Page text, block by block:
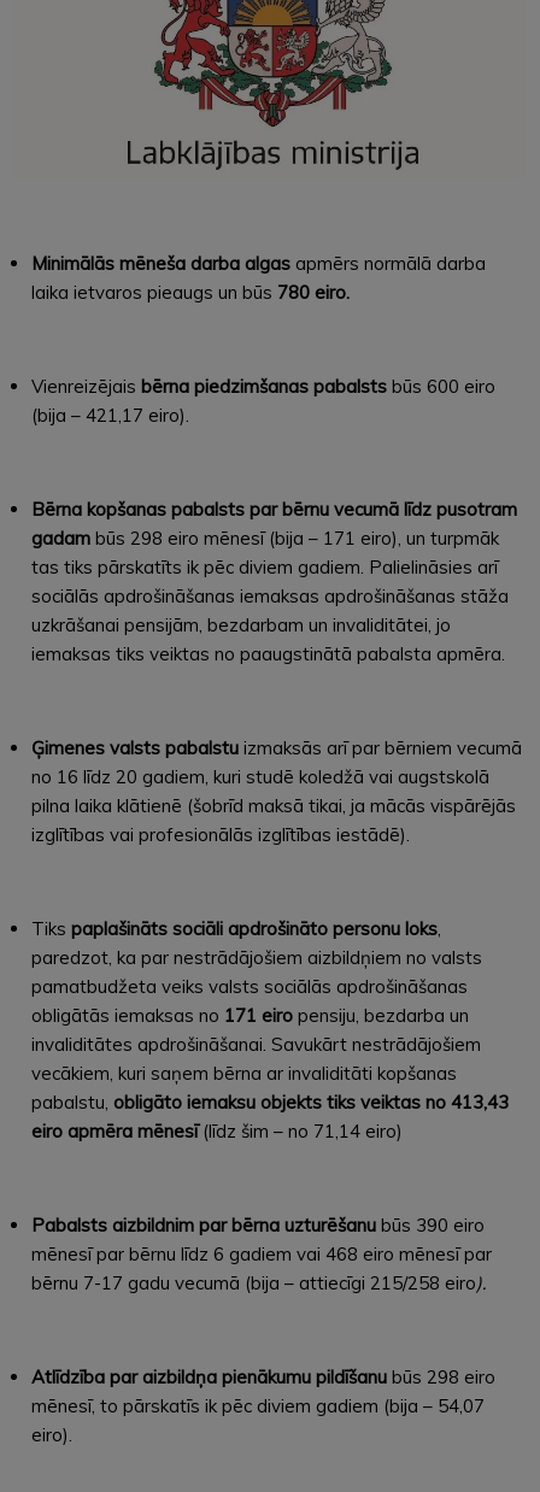
Minimālās mēneša darba algas apmērs normālā darba
laika ietvaros pieaugs un būs 780 eiro.
Vienreizējais bērna piedzimšanas pabalsts būs 600 eiro
(bija – 421,17 eiro).
Bērna kopšanas pabalsts par bērnu vecumā līdz pusotram
gadam būs 298 eiro mēnesī (bija – 171 eiro), un turpmāk
tas tiks pārskatīts ik pēc diviem gadiem. Palielināsies arī
sociālās apdrošināšanas iemaksas apdrošināšanas stāža
uzkrāšanai pensijām, bezdarbam un invaliditātei, jo
iemaksas tiks veiktas no paaugstinātā pabalsta apmēra.
Ģimenes valsts pabalstu izmaksās arī par bērniem vecumā
no 16 līdz 20 gadiem, kuri studē koledžā vai augstskolā
pilna laika klātienē (šobrīd maksā tikai, ja mācās vispārējās
izglītības vai profesionālās izglītības iestādē).
Tiks paplašināts sociāli apdrošināto personu loks,
paredzot, ka par nestrādājošiem aizbildņiem no valsts
pamatbudžeta veiks valsts sociālās apdrošināšanas
obligātās iemaksas no 171 eiro pensiju, bezdarba un
invaliditātes apdrošināšanai. Savukārt nestrādājošiem
vecākiem, kuri saņem bērna ar invaliditāti kopšanas
pabalstu, obligāto iemaksu objekts tiks veiktas no 413,43
eiro apmēra mēnesī (līdz šim – no 71,14 eiro)
Pabalsts aizbildnim par bērna uzturēšanu būs 390 eiro
mēnesī par bērnu līdz 6 gadiem vai 468 eiro mēnesī par
bērnu 7-17 gadu vecumā (bija – attiecīgi 215/258 eiro).
Atlīdzība par aizbildņa pienākumu pildīšanu būs 298 eiro
mēnesī, to pārskatīs ik pēc diviem gadiem (bija – 54,07
eiro).